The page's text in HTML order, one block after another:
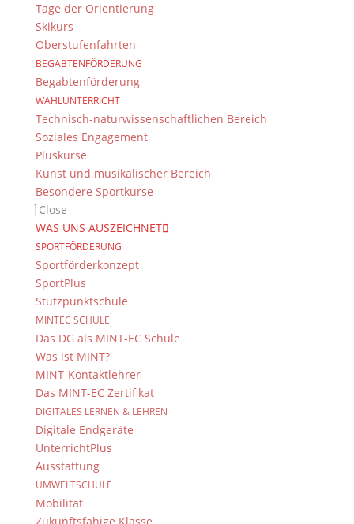
Tage der Orientierung
Skikurs
Oberstufenfahrten
BEGABTENFÖRDERUNG
Begabtenförderung
WAHLUNTERRICHT
Technisch-naturwissenschaftlichen Bereich
Soziales Engagement
Pluskurse
Kunst und musikalischer Bereich
Besondere Sportkurse
Close
WAS UNS AUSZEICHNET
SPORTFÖRDERUNG
Sportförderkonzept
SportPlus
Stützpunktschule
MINTEC SCHULE
Das DG als MINT-EC Schule
Was ist MINT?
MINT-Kontaktlehrer
Das MINT-EC Zertifikat
DIGITALES LERNEN & LEHREN
Digitale Endgeräte
UnterrichtPlus
Ausstattung
UMWELTSCHULE
Mobilität
Die Anzahl der Aufrufe während der zwei Wochen
vom14. Mai bis zum 30. Mai 2018
darüber, wer den WEISSEN ELEFANTEN gewinnt. Die
Abstimmung erfolgt im Internet über folgenden
Video: